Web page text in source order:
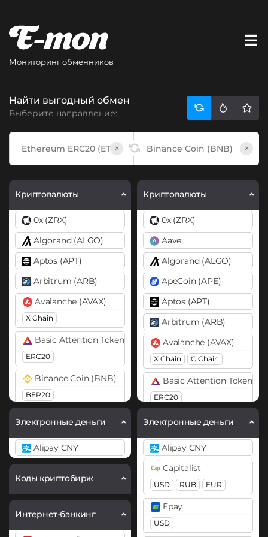
Мониторинг обменников
Найти выгодный обмен
Выберите направление:
× ×
Криптовалюты
0x (ZRX)
Algorand (ALGO)
Aptos (APT)
Arbitrum (ARB)
Avalanche (AVAX)
X Chain
Basic Attention Token (BAT)
ERC20
Binance Coin (BNB)
BEP20
Bitcoin Cash (BCH)
Cardano (ADA)
Chainlink (LINK)
ERC20
Электронные деньги
Alipay CNY
Коды криптобирж
Интернет-банкинг
Криптовалюты
0x (ZRX)
Aave
Algorand (ALGO)
ApeCoin (APE)
Aptos (APT)
Arbitrum (ARB)
Avalanche (AVAX)
X Chain C Chain
Basic Attention Token
ERC20
Binance Coin (BNB)
BEP20 BEP2
Bitcoin (BTC)
BTC BEP20
OP
ARB AVAXC
Bitcoin Cash (BCH)
Bitcoin SV (BSV)
Электронные деньги
Alipay CNY
Capitalist
USD RUB EUR
Epay
USD